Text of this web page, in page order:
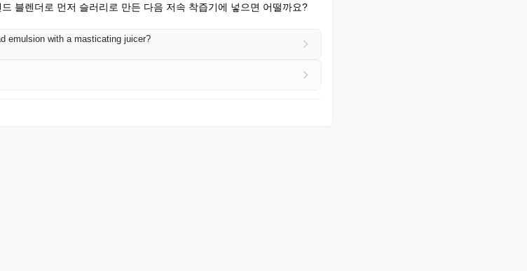
블렌더로 먼저 슬러리로 만든 다음 저속 착즙기에 넣으면 어떨까요?
emulsion with a masticating juicer?